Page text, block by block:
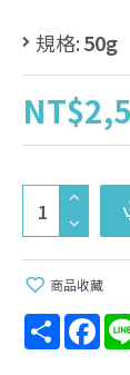
規格:50g
商品收藏
Share